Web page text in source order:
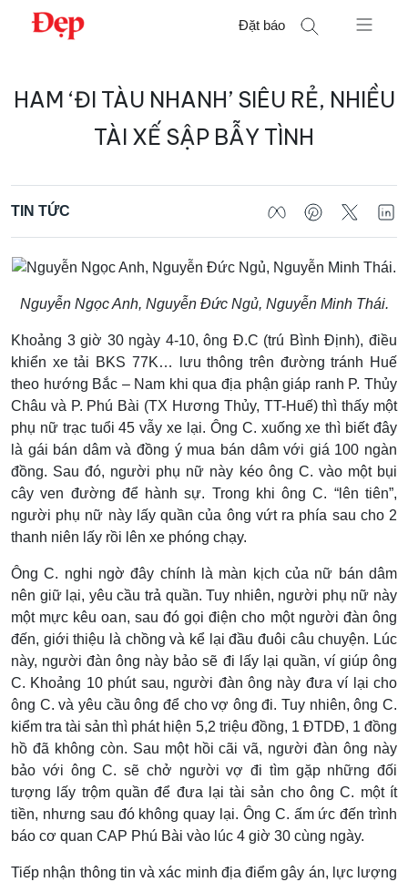
Chuyển
Đặt báo
kiếm
HAM ‘ĐI TÀU NHANH’ SIÊU RẺ, NHIỀU
TÀI XẾ SẬP BẪY TÌNH
TIN TỨC
Nguyễn Ngọc Anh, Nguyễn Đức Ngủ, Nguyễn Minh Thái.
Khoảng 3 giờ 30 ngày 4-10, ông Đ.C (trú Bình Định), điều
khiển xe tải BKS 77K… lưu thông trên đường tránh Huế
theo hướng Bắc – Nam khi qua địa phận giáp ranh P. Thủy
Châu và P. Phú Bài (TX Hương Thủy, TT-Huế) thì thấy một
phụ nữ trạc tuổi 45 vẫy xe lại. Ông C. xuống xe thì biết đây
là gái bán dâm và đồng ý mua bán dâm với giá 100 ngàn
đồng. Sau đó, người phụ nữ này kéo ông C. vào một bụi
cây ven đường để hành sự. Trong khi ông C. “lên tiên”,
người phụ nữ này lấy quần của ông vứt ra phía sau cho 2
thanh niên lấy rồi lên xe phóng chạy.
Ông C. nghi ngờ đây chính là màn kịch của nữ bán dâm
nên giữ lại, yêu cầu trả quần. Tuy nhiên, người phụ nữ này
một mực kêu oan, sau đó gọi điện cho một người đàn ông
đến, giới thiệu là chồng và kể lại đầu đuôi câu chuyện. Lúc
này, người đàn ông này bảo sẽ đi lấy lại quần, ví giúp ông
C. Khoảng 10 phút sau, người đàn ông này đưa ví lại cho
ông C. và yêu cầu ông để cho vợ ông đi. Tuy nhiên, ông C.
kiểm tra tài sản thì phát hiện 5,2 triệu đồng, 1 ĐTDĐ, 1 đồng
hồ đã không còn. Sau một hồi cãi vã, người đàn ông này
bảo với ông C. sẽ chở người vợ đi tìm gặp những đối
tượng lấy trộm quần để đưa lại tài sản cho ông C. một ít
tiền, nhưng sau đó không quay lại. Ông C. ấm ức đến trình
báo cơ quan CAP Phú Bài vào lúc 4 giờ 30 cùng ngày.
Tiếp nhận thông tin và xác minh địa điểm gây án, lực lượng